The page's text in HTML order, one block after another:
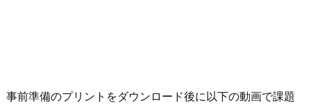
事前準備のプリントをダウンロード後に以下の動画で課題